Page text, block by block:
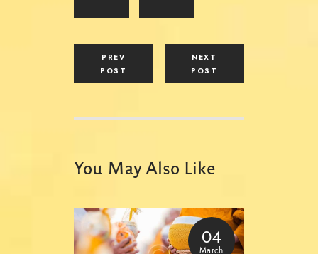
PREV
POST
NEXT
POST
You May Also Like
04
March